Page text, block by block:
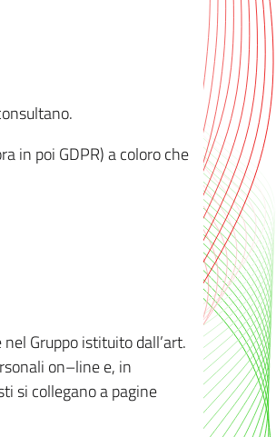
in poi GDPR) a coloro che
Gruppo istituito dall’art.
on–line e, in
si collegano a pagine